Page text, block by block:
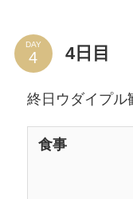
DAY 4日目
終日ウダイプル
食事